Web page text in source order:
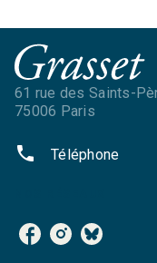
61 rue des Saints-
75006 Paris
phone Téléphone